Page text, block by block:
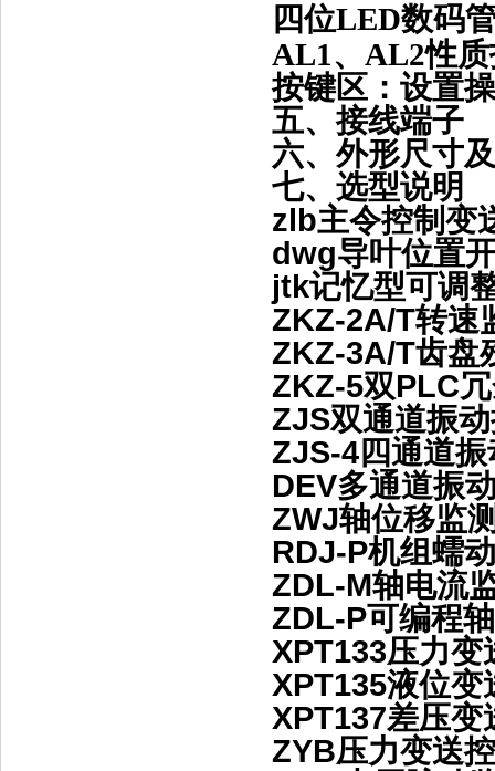
四位LED数码
AL1、AL2性
按键区：设置
五、接线端子
六、外形尺寸
七、选型说明
zlb主令控制
dwg导叶位置
jtk记忆型可调
ZKZ-2A/T转
ZKZ-3A/T齿
ZKZ-5双PLC
ZJS双通道振
ZJS-4四通道
DEV多通道振
ZWJ轴位移监
RDJ-P机组蠕
ZDL-M轴电流
ZDL-P可编程
XPT133压力
XPT135液位
XPT137差压
ZYB压力变送